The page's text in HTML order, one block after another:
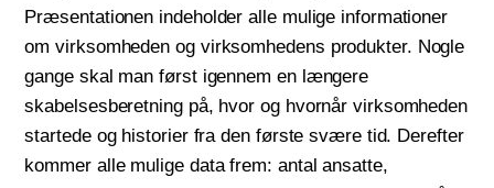
Præsentationen indeholder alle mulige informationer
om virksomheden og virksomhedens produkter. Nogle
gange skal man først igennem en længere
skabelsesberetning på, hvor og hvornår virksomheden
startede og historier fra den første svære tid. Derefter
kommer alle mulige data frem: antal ansatte,